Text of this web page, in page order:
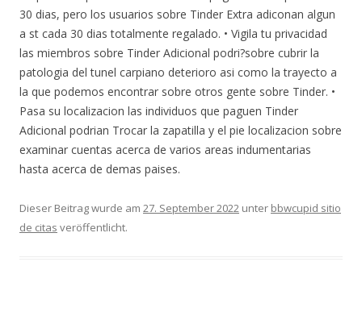
30 dias, pero los usuarios sobre Tinder Extra adiconan algun
a st cada 30 dias totalmente regalado. • Vigila tu privacidad
las miembros sobre Tinder Adicional podri?sobre cubrir la
patologi­a del tunel carpiano deterioro asi­ como la trayecto a
la que podemos encontrar sobre otros gente sobre Tinder. •
Pasa su localizacion las individuos que paguen Tinder
Adicional podri­an Trocar la zapatilla y el pie localizacion sobre
examinar cuentas acerca de varios areas indumentarias
hasta acerca de demas paises.
Dieser Beitrag wurde am 27. September 2022 unter bbwcupid sitio
de citas veröffentlicht.